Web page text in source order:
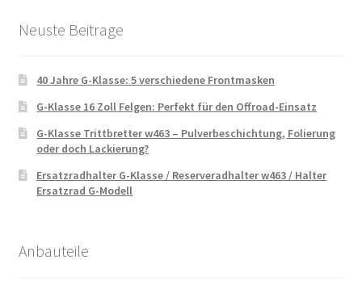
Neuste Beitrage
40 Jahre G-Klasse: 5 verschiedene Frontmasken
G-Klasse 16 Zoll Felgen: Perfekt für den Offroad-Einsatz
G-Klasse Trittbretter w463 – Pulverbeschichtung, Folierung
oder doch Lackierung?
Ersatzradhalter G-Klasse / Reserveradhalter w463 / Halter
Ersatzrad G-Modell
Anbauteile